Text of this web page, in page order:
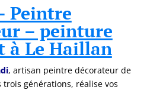
Peintre
– peinture
à Le Haillan
, artisan peintre décorateur de
générations, réalise vos